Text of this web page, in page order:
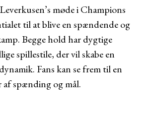
møde i Champions
til at blive en spændende og
Begge hold har dygtige
spillestile, der vil skabe en
Fans kan se frem til en
af spænding og mål.